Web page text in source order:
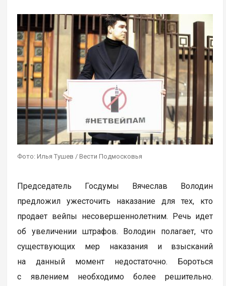
Фото: Илья Тушев / Вести Подмосковья
Председатель Госдумы Вячеслав Володин
предложил ужесточить наказание для тех, кто
продает вейпы несовершеннолетним. Речь идет
об увеличении штрафов. Володин полагает, что
существующих мер наказания и взысканий
на данный момент недостаточно. Бороться
с явлением необходимо более решительно.